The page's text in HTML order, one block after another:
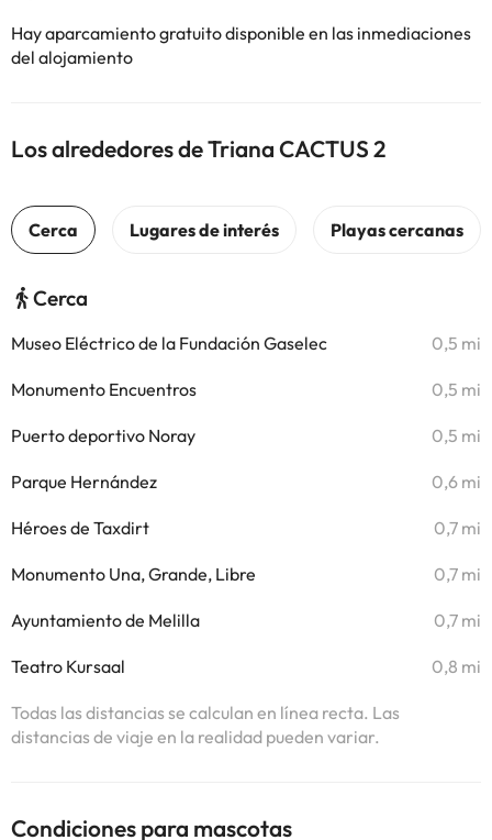
Hay aparcamiento gratuito disponible en las inmediaciones
del alojamiento
Los alrededores de Triana CACTUS 2
Cerca
Museo Eléctrico de la Fundación Gaselec 0,5 mi
Monumento Encuentros 0,5 mi
Puerto deportivo Noray 0,5 mi
Parque Hernández 0,6 mi
Héroes de Taxdirt 0,7 mi
Monumento Una, Grande, Libre 0,7 mi
Ayuntamiento de Melilla 0,7 mi
Teatro Kursaal 0,8 mi
Todas las distancias se calculan en línea recta. Las
distancias de viaje en la realidad pueden variar.
Condiciones para mascotas